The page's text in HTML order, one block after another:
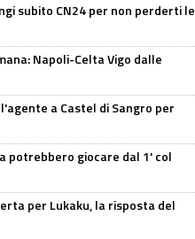
subito CN24 per non perderti le
Napoli-Celta Vigo dalle
a Castel di Sangro per
potrebbero giocare dal 1' col
per Lukaku, la risposta del